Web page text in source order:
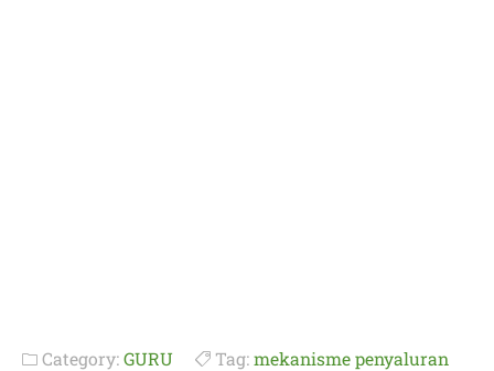
Category:GURU Tag:mekanisme penyaluran